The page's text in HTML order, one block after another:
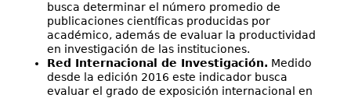
busca determinar el número promedio de
publicaciones científicas producidas por
académico, además de evaluar la productividad
en investigación de las instituciones.
Red Internacional de Investigación. Medido
desde la edición 2016 este indicador busca
evaluar el grado de exposición internacional en